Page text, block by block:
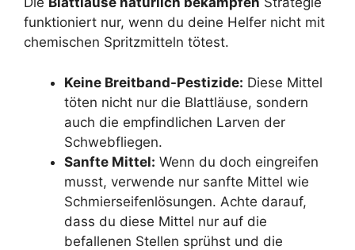
funktioniert nur, wenn du deine Helfer nicht mit
chemischen Spritzmitteln tötest.
Keine Breitband-Pestizide: Diese Mittel
töten nicht nur die Blattläuse, sondern
auch die empfindlichen Larven der
Schwebfliegen.
Sanfte Mittel: Wenn du doch eingreifen
musst, verwende nur sanfte Mittel wie
Schmierseifenlösungen. Achte darauf,
dass du diese Mittel nur auf die
befallenen Stellen sprühst und die